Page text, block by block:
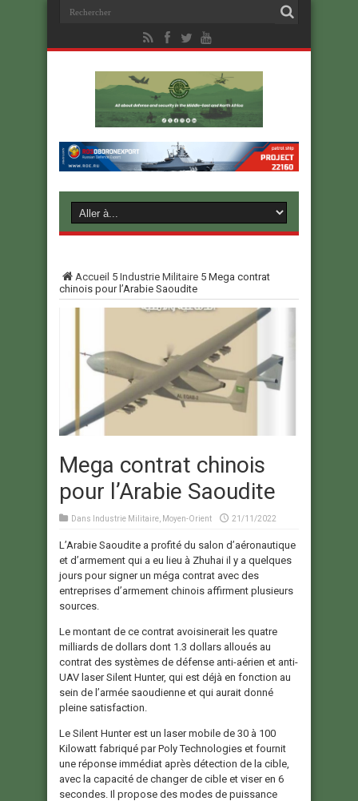
Accueil 5 Industrie Militaire 5 Mega contrat
chinois pour l’Arabie Saoudite
Mega contrat chinois
pour l’Arabie Saoudite
Dans Industrie Militaire Moyen-Orient 21/11/2022
L’Arabie Saoudite a profité du salon d’aéronautique
et d’armement qui a eu lieu à Zhuhai il y a quelques
jours pour signer un méga contrat avec des
entreprises d’armement chinois affirment plusieurs
sources.
Le montant de ce contrat avoisinerait les quatre
milliards de dollars dont 1.3 dollars alloués au
contrat des systèmes de défense anti-aérien et anti-
UAV laser Silent Hunter, qui est déjà en fonction au
sein de l’armée saoudienne et qui aurait donné
pleine satisfaction.
Le Silent Hunter est un laser mobile de 30 à 100
Kilowatt fabriqué par Poly Technologies et fournit
une réponse immédiat après détection de la cible,
avec la capacité de changer de cible et viser en 6
secondes. Il propose des modes de puissance